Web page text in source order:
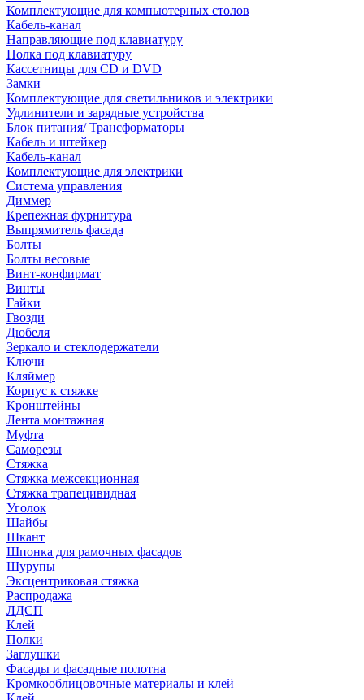
Комплектующие для компьютерных столов
Кабель-канал
Направляющие под клавиатуру
Полка под клавиатуру
Кассетницы для CD и DVD
Замки
Комплектующие для светильников и электрики
Удлинители и зарядные устройства
Блок питания/ Трансформаторы
Кабель и штейкер
Кабель-канал
Комплектующие для электрики
Система управления
Диммер
Крепежная фурнитура
Выпрямитель фасада
Болты
Болты весовые
Винт-конфирмат
Винты
Гайки
Гвозди
Дюбеля
Зеркало и стеклодержатели
Ключи
Кляймер
Корпус к стяжке
Кронштейны
Лента монтажная
Муфта
Саморезы
Стяжка
Стяжка межсекционная
Стяжка трапецивидная
Уголок
Шайбы
Шкант
Шпонка для рамочных фасадов
Шурупы
Эксцентриковая стяжка
Распродажа
ЛДСП
Клей
Полки
Заглушки
Фасады и фасадные полотна
Кромкооблицовочные материалы и клей